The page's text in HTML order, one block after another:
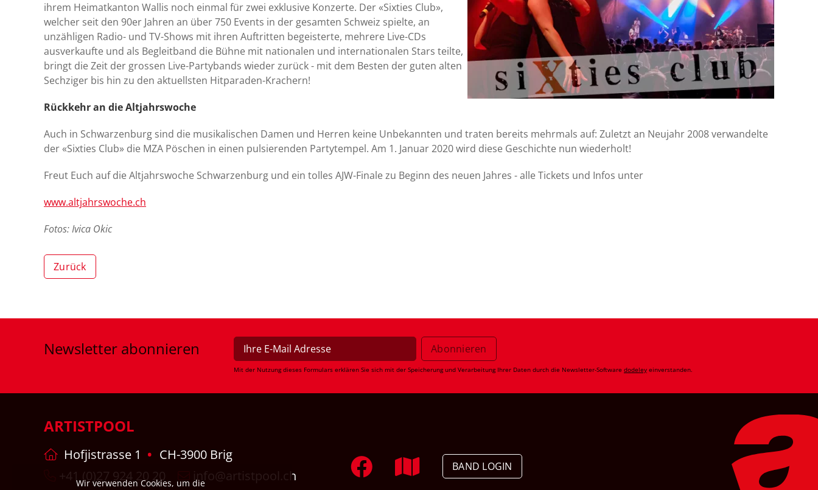
ihrem Heimatkanton Wallis noch einmal für zwei exklusive Konzerte. Der «Sixties Club»,
welcher seit den 90er Jahren an über 750 Events in der gesamten Schweiz spielte, an
unzähligen Radio- und TV-Shows mit ihren Auftritten begeisterte, mehrere Live-CDs
ausverkaufte und als Begleitband die Bühne mit nationalen und internationalen Stars teilte,
bringt die Zeit der grossen Live-Partybands wieder zurück - mit dem Besten der guten alten
Sechziger bis hin zu den aktuellsten Hitparaden-Krachern!
Rückkehr an die Altjahrswoche
Auch in Schwarzenburg sind die musikalischen Damen und Herren keine Unbekannten und traten bereits mehrmals auf: Zuletzt an Neujahr 2008 verwandelte
der «Sixties Club» die MZA Pöschen in einen pulsierenden Partytempel. Am 1. Januar 2020 wird diese Geschichte nun wiederholt!
Freut Euch auf die Altjahrswoche Schwarzenburg und ein tolles AJW-Finale zu Beginn des neuen Jahres - alle Tickets und Infos unter
www.altjahrswoche.ch
Fotos: Ivica Okic
Zurück
Newsletter abonnieren
Mit der Nutzung dieses Formulars erklären Sie sich mit der Speicherung und Verarbeitung Ihrer Daten durch die Newsletter-Software dodeley einverstanden.
ARTISTPOOL
Hofjistrasse 1
CH-3900 Brig
+41 (0)27 924 20 20
info@artistpool.ch
BAND LOGIN
Wir verwenden Cookies, um die